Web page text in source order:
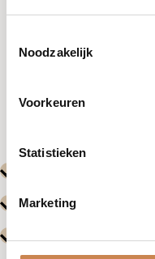
Noodzakelijk
Voorkeuren
Statistieken
Marketing
Evenementen